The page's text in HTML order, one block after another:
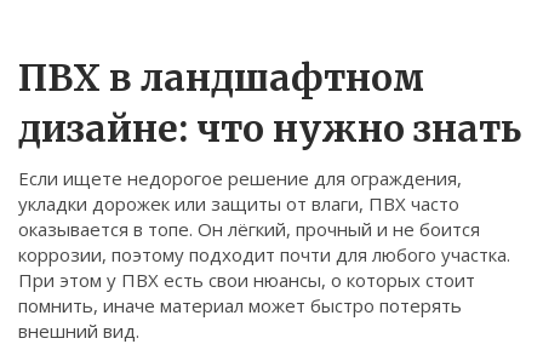
Меню
О нас
Условия использования
Политика конфиденциальности
ФЗ-152
ПВХ в ландшафтном
дизайне: что нужно знать
Если ищете недорогое решение для ограждения,
укладки дорожек или защиты от влаги, ПВХ часто
оказывается в топе. Он лёгкий, прочный и не боится
коррозии, поэтому подходит почти для любого участка.
При этом у ПВХ есть свои нюансы, о которых стоит
помнить, иначе материал может быстро потерять
внешний вид.